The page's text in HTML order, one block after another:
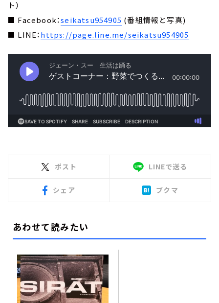
ト）
■ Facebook：seikatsu954905 (番組情報と写真)
■ LINE：https://page.line.me/seikatsu954905
ポスト LINEで送る
シェア ブクマ
あわせて読みたい